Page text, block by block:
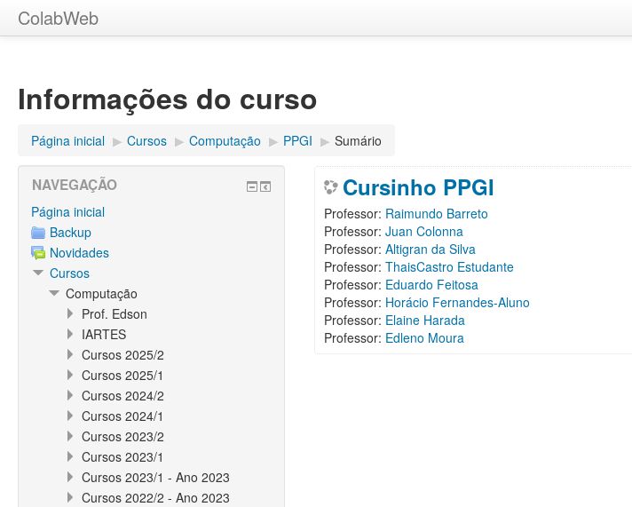
ColabWeb
Informações do curso
Página inicial ▶︎ Cursos ▶︎ Computação ▶︎ PPGI ▶︎ Sumário
Cursinho PPGI
Professor: Raimundo Barreto
Professor:Juan Colonna
Professor:Altigran da Silva
Professor:ThaisCastro Estudante
Professor: Eduardo Feitosa
Professor: Horácio Fernandes-Aluno
Professor: Elaine Harada
Professor: Edleno Moura
NAVEGAÇÃO
Página inicial
Backup
Novidades
Cursos
Computação
Prof. Edson
IARTES
Cursos 2025/2
Cursos 2025/1
Cursos 2024/2
Cursos 2024/1
Cursos 2023/2
Cursos 2023/1
Cursos 2023/1 - Ano 2023
Cursos 2022/2 - Ano 2023